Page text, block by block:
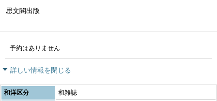
思文閣出版
予約はありません
詳しい情報を閉じる
和洋区分
和雑誌